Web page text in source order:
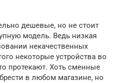
дешевые, но не стоит
модель. Ведь низкая
некачественных
некоторые устройства во
протекают. Хоть сменные
в любом магазине, но